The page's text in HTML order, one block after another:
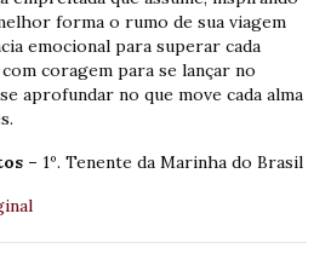
forma o rumo de sua viagem
emocional para superar cada
coragem para se lançar no
aprofundar no que move cada alma
– 1º. Tenente da Marinha do Brasil